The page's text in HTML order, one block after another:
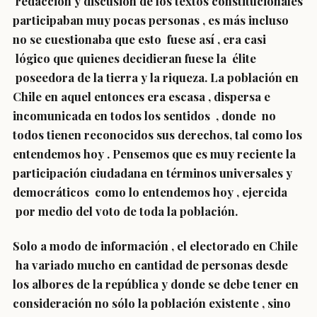
participaban muy pocas personas , es más incluso
no se cuestionaba que esto fuese así , era casi
lógico que quienes decidieran fuese la élite
poseedora de la tierra y la riqueza. La población en
Chile en aquel entonces era escasa , dispersa e
incomunicada en todos los sentidos , donde no
todos tienen reconocidos sus derechos, tal como los
entendemos hoy . Pensemos que es muy reciente la
participación ciudadana en términos universales y
democráticos como lo entendemos hoy , ejercida
por medio del voto de toda la población.
Solo a modo de información , el electorado en Chile
ha variado mucho en cantidad de personas desde
los albores de la república y donde se debe tener en
consideración no sólo la población existente , sino